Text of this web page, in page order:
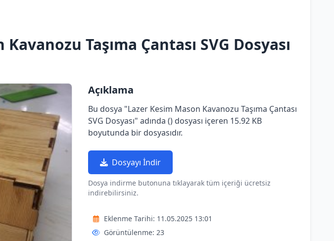
Taşıma Çantası SVG Dosyası
Açıklama
Bu dosya "Lazer Kesim Mason Kavanozu Taşıma Çantası
SVG Dosyası" adında () dosyası içeren 15.92 KB
boyutunda bir dosyasıdır.
Dosyayı İndir
Dosya indirme butonuna tıklayarak tüm içeriği ücretsiz
indirebilirsiniz.
Eklenme Tarihi: 11.05.2025 13:01
Görüntülenme: 23